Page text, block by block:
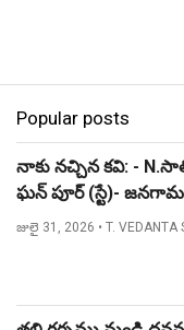
Popular posts
నాకు నచ్చిన కవి: -
ఘన్ పూర్ (స్టే)- జనగామ
జులై 31, 2026 • T. VEDANTA